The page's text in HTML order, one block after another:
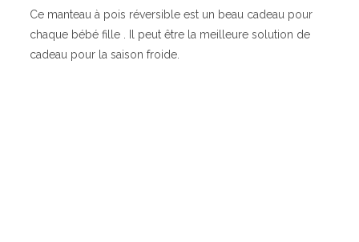
Ce manteau à pois réversible est un beau cadeau pour
chaque bébé fille . Il peut être la meilleure solution de
cadeau pour la saison froide.